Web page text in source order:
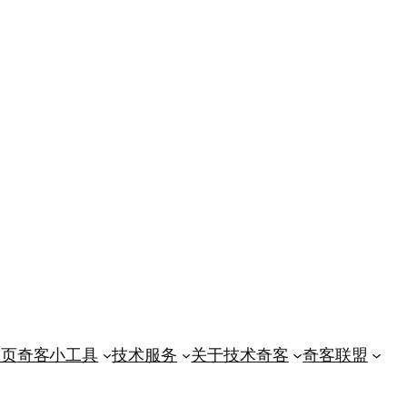
奇客小工具 技术服务 关于技术奇客 奇客联盟